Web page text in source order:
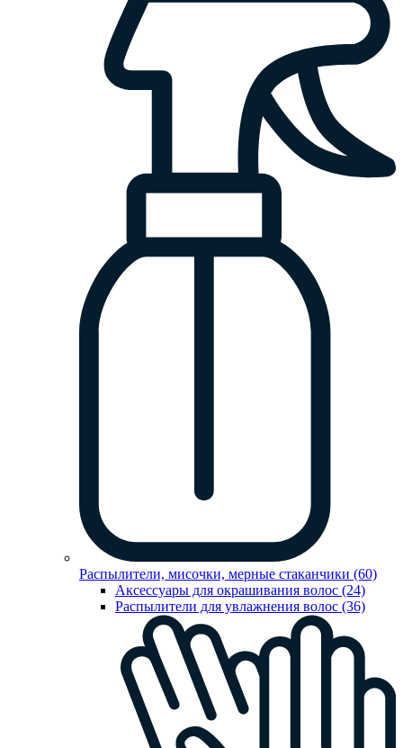
Распылители, мисочки, мерные стаканчики (60)
Аксессуары для окрашивания волос (24)
Распылители для увлажнения волос (36)